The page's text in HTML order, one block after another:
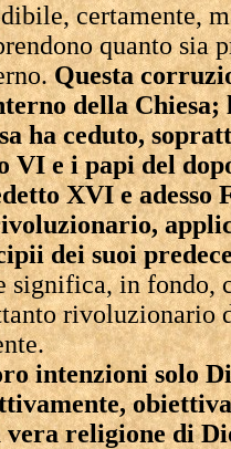
certamente,
quanto sia
Questa
della
ha ceduto,
VI e i papi del
XVI e adesso
dei suoi
significa, in fondo,
rivoluzionario
intenzioni solo
vera religione di